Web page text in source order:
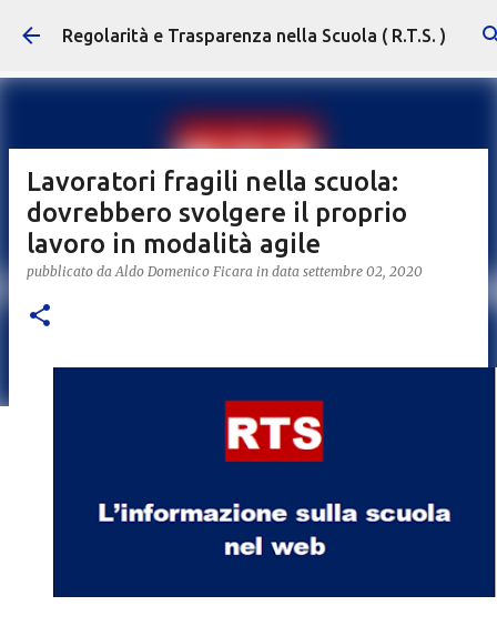
Passa ai contenuti principali
Regolarità e Trasparenza nella Scuola ( R.T.S. )
Lavoratori fragili nella scuola:
dovrebbero svolgere il proprio
lavoro in modalità agile
pubblicato daAldo Domenico Ficara in data settembre 02, 2020